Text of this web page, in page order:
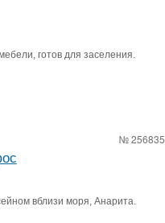
готов для заселения.
№ 256835
вблизи моря, Анарита.